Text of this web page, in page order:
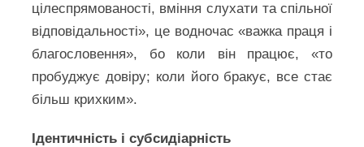
цілеспрямованості, вміння слухати та спільної
відповідальності», це водночас «важка праця і
благословення», бо коли він працює, «то
пробуджує довіру; коли його бракує, все стає
більш крихким».
Ідентичність і субсидіарність